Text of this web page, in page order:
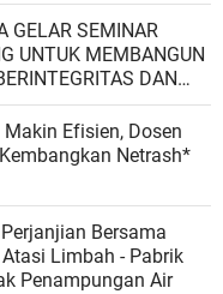
GELAR SEMINAR
UNTUK MEMBANGUN
DAN
Efisien, Dosen
Netrash*
Bersama
Limbah - Pabrik
Penampungan Air